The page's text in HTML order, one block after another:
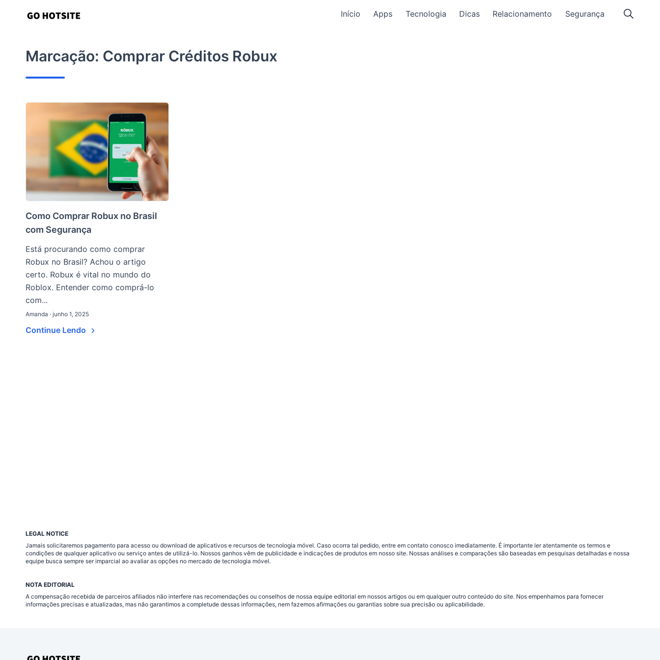
conteúdo
Início Apps Tecnologia Dicas Relacionamento Segurança
Marcação: Comprar Créditos Robux
Como Comprar Robux no Brasil
com Segurança
Está procurando como comprar
Robux no Brasil? Achou o artigo
certo. Robux é vital no mundo do
Roblox. Entender como comprá-lo
com...
Amanda · junho 1, 2025
Continue Lendo
LEGAL NOTICE
Jamais solicitaremos pagamento para acesso ou download de aplicativos e recursos de tecnologia móvel. Caso ocorra tal pedido, entre em contato conosco imediatamente. É importante ler atentamente os termos e
condições de qualquer aplicativo ou serviço antes de utilizá-lo. Nossos ganhos vêm de publicidade e indicações de produtos em nosso site. Nossas análises e comparações são baseadas em pesquisas detalhadas e nossa
equipe busca sempre ser imparcial ao avaliar as opções no mercado de tecnologia móvel.
NOTA EDITORIAL
A compensação recebida de parceiros afiliados não interfere nas recomendações ou conselhos de nossa equipe editorial em nossos artigos ou em qualquer outro conteúdo do site. Nos empenhamos para fornecer
informações precisas e atualizadas, mas não garantimos a completude dessas informações, nem fazemos afirmações ou garantias sobre sua precisão ou aplicabilidade.